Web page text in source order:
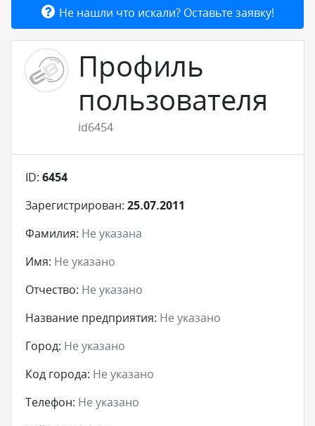
Товары и услуги
Добавить товар или услугу
Не нашли что искали? Оставьте заявку!
Профиль
пользователя
id6454
ID: 6454
Зарегистрирован: 25.07.2011
Фамилия: Не указана
Имя: Не указано
Отчество: Не указано
Название предприятия: Не указано
Город: Не указано
Код города: Не указано
Телефон: Не указано